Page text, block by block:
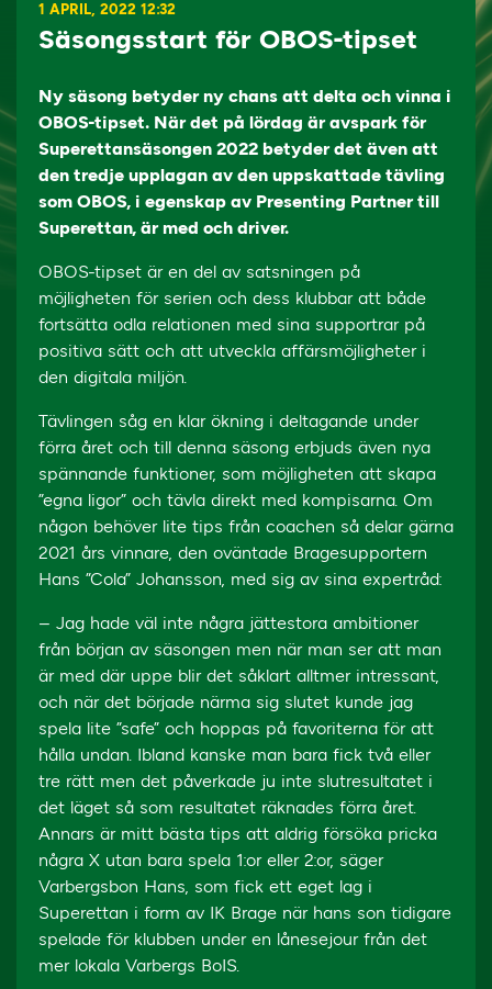
1 APRIL, 2022 12:32
Säsongsstart för OBOS-tipset
Ny säsong betyder ny chans att delta och vinna i
OBOS-tipset. När det på lördag är avspark för
Superettansäsongen 2022 betyder det även att
den tredje upplagan av den uppskattade tävling
som OBOS, i egenskap av Presenting Partner till
Superettan, är med och driver.
OBOS-tipset är en del av satsningen på
möjligheten för serien och dess klubbar att både
fortsätta odla relationen med sina supportrar på
positiva sätt och att utveckla affärsmöjligheter i
den digitala miljön.
Tävlingen såg en klar ökning i deltagande under
förra året och till denna säsong erbjuds även nya
spännande funktioner, som möjligheten att skapa
”egna ligor” och tävla direkt med kompisarna. Om
någon behöver lite tips från coachen så delar gärna
2021 års vinnare, den oväntade Bragesupportern
Hans ”Cola” Johansson, med sig av sina expertråd:
– Jag hade väl inte några jättestora ambitioner
från början av säsongen men när man ser att man
är med där uppe blir det såklart alltmer intressant,
och när det började närma sig slutet kunde jag
spela lite ”safe” och hoppas på favoriterna för att
hålla undan. Ibland kanske man bara fick två eller
tre rätt men det påverkade ju inte slutresultatet i
det läget så som resultatet räknades förra året.
Annars är mitt bästa tips att aldrig försöka pricka
några X utan bara spela 1:or eller 2:or, säger
Varbergsbon Hans, som fick ett eget lag i
Superettan i form av IK Brage när hans son tidigare
spelade för klubben under en lånesejour från det
mer lokala Varbergs BoIS.